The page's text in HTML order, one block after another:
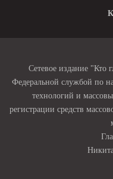
Сетевое издание "Кто
Федеральной службой по
технологий и
регистрации средств